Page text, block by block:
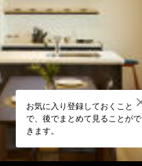
お気に入り登録しておくこと
で、後でまとめて見ることがで
きます。